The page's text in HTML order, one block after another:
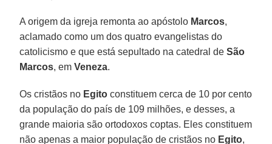
A origem da igreja remonta ao apóstolo Marcos,
aclamado como um dos quatro evangelistas do
catolicismo e que está sepultado na catedral de São
Marcos, em Veneza.
Os cristãos no Egito constituem cerca de 10 por cento
da população do país de 109 milhões, e desses, a
grande maioria são ortodoxos coptas. Eles constituem
não apenas a maior população de cristãos no Egito,